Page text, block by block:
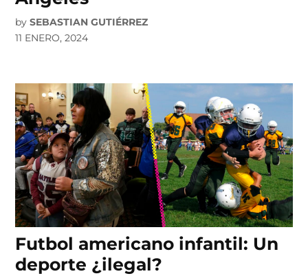
by SEBASTIAN GUTIÉRREZ
11 ENERO, 2024
Futbol americano infantil: Un
deporte ¿ilegal?